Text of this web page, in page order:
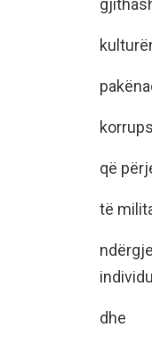
që
të
dhe